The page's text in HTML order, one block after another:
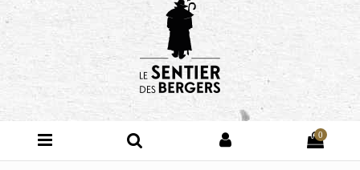
0